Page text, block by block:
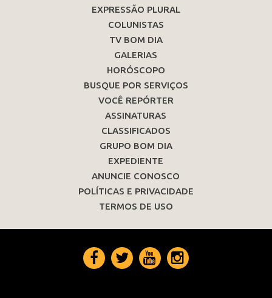
EXPRESSÃO PLURAL
COLUNISTAS
TV BOM DIA
GALERIAS
HORÓSCOPO
BUSQUE POR SERVIÇOS
VOCÊ REPÓRTER
ASSINATURAS
CLASSIFICADOS
GRUPO BOM DIA
EXPEDIENTE
ANUNCIE CONOSCO
POLÍTICAS E PRIVACIDADE
TERMOS DE USO